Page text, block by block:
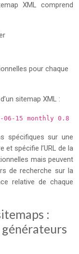
XML comprend
pour chaque
sitemap XML :
06-15 monthly 0.8
spécifiques sur une
et spécifie l’URL de la
mais peuvent
de recherche sur la
relative de chaque
:
générateurs